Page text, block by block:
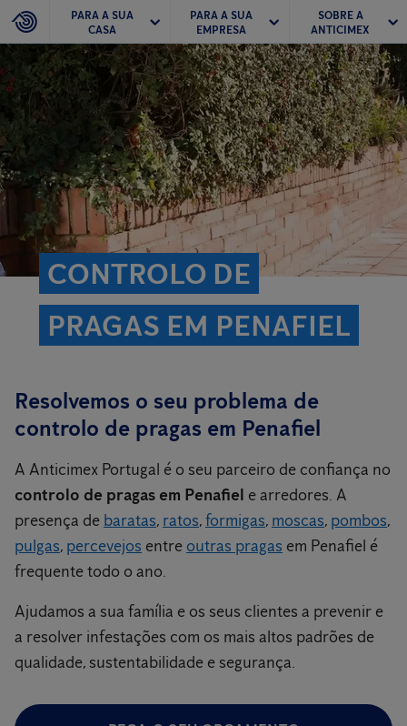
PARA A SUA
CASA
PARA A SUA
EMPRESA
SOBRE A
ANTICIMEX
CONTROLO DE
PRAGAS EM PENAFIEL
Resolvemos o seu problema de
controlo de pragas em Penafiel
A Anticimex Portugal é o seu parceiro de confiança no
controlo de pragas em Penafiel e arredores. A
presença de baratas, ratos,formigas, moscas, pombos,
pulgas, percevejos entreoutras pragas em Penafiel é
frequente todo o ano.
Ajudamos a sua família e os seus clientes a prevenir e
a resolver infestações com os mais altos padrões de
qualidade, sustentabilidade e segurança.